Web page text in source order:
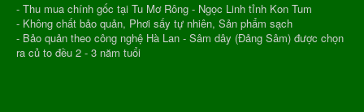
- Thu mua chính gốc tại Tu Mơ Rông - Ngọc Linh tỉnh Kon Tum
- Không chất bảo quản, Phơi sấy tự nhiên, Sản phẩm sạch
- Bảo quản theo công nghệ Hà Lan - Sâm dây (Đảng Sâm) được chọn
ra củ to đều 2 - 3 năm tuổi